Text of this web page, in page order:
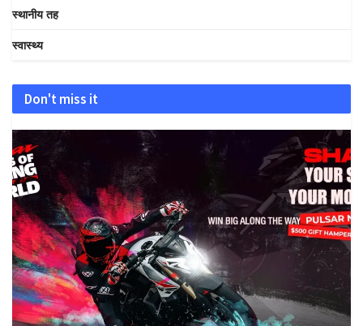
स्थानीय तह
स्वास्थ्य
Don't miss it